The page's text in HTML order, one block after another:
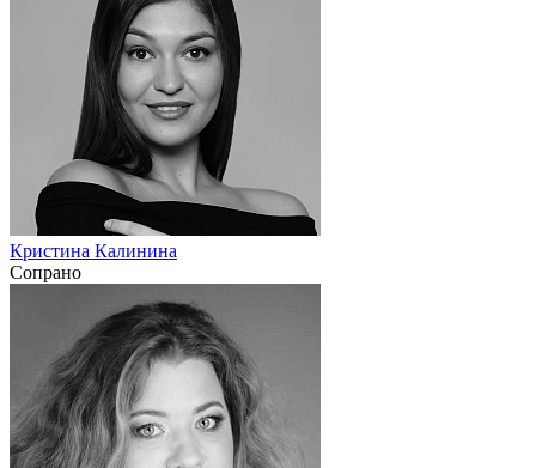
Кристина Калинина
Сопрано